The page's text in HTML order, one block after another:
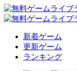
新着ゲーム
更新ゲーム
ランキング